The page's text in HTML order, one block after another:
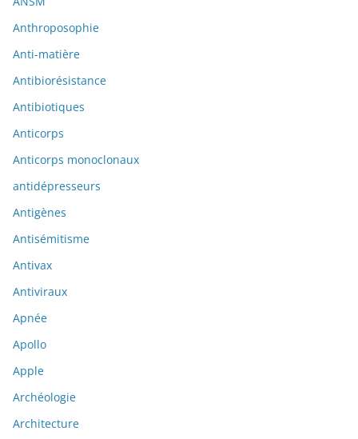
Anthroposophie
Anti-matière
Antibiorésistance
Antibiotiques
Anticorps
Anticorps monoclonaux
antidépresseurs
Antigènes
Antisémitisme
Antivax
Antiviraux
Apnée
Apollo
Apple
Archéologie
Architecture